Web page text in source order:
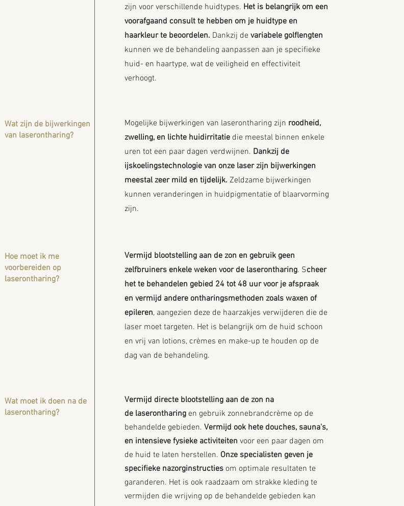
zijn voor verschillende huidtypes. Het is belangrijk om een
voorafgaand consult te hebben om je huidtype en
haarkleur te beoordelen. Dankzij de variabele golflengten
kunnen we de behandeling aanpassen aan je specifieke
huid- en haartype, wat de veiligheid en effectiviteit
verhoogt.
Wat zijn de bijwerkingen
van laserontharing?
Mogelijke bijwerkingen van laserontharing zijn roodheid,
zwelling, en lichte huidirritatiedie meestal binnen enkele
uren tot een paar dagen verdwijnen. Dankzij de
ijskoelingstechnologie van onze laser zijn bijwerkingen
meestal zeer mild en tijdelijk. Zeldzame bijwerkingen
kunnen veranderingen in huidpigmentatie of blaarvorming
zijn.
Hoe moet ik me
voorbereiden op
laserontharing?
Vermijd blootstelling aan de zon en gebruik geen
zelfbruiners enkele weken voor de laserontharing. Scheer
het te behandelen gebied 24 tot 48 uur voor je afspraak
en vermijd andere ontharingsmethoden zoals waxen of
epileren, aangezien deze de haarzakjes verwijderen die de
laser moet targeten. Het is belangrijk om de huid schoon
en vrij van lotions, crèmes en make-up te houden op de
dag van de behandeling.
Wat moet ik doen na de
laserontharing?
Vermijd directe blootstelling aan de zon na
de laserontharingen gebruik zonnebrandcrème op de
behandelde gebieden. Vermijd ook hete douches, sauna's,
en intensieve fysieke activiteiten voor een paar dagen om
de huid te laten herstellen. Onze specialisten geven je
specifieke nazorginstructiesom optimale resultaten te
garanderen. Het is ook raadzaam om strakke kleding te
vermijden die wrijving op de behandelde gebieden kan